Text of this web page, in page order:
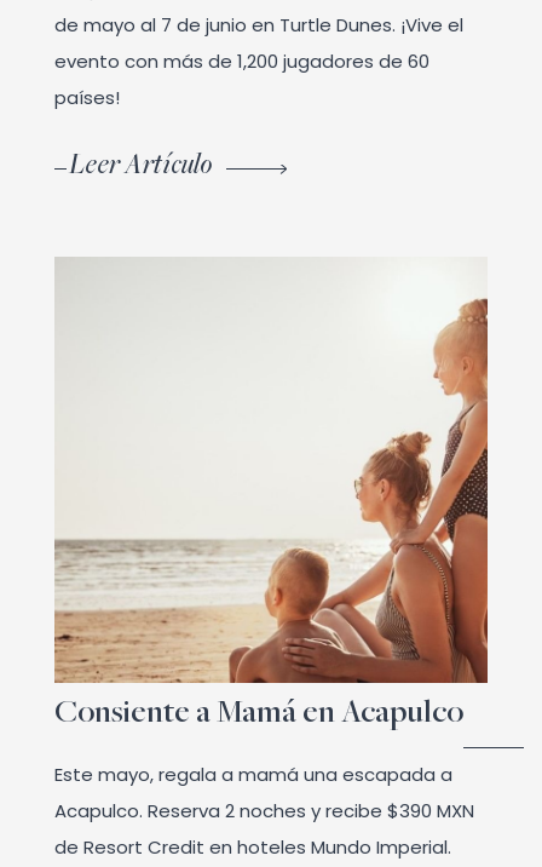
de mayo al 7 de junio en Turtle Dunes. ¡Vive el
evento con más de 1,200 jugadores de 60
países!
Leer Artículo
Consiente a Mamá en Acapulco
Este mayo, regala a mamá una escapada a
Acapulco. Reserva 2 noches y recibe $390 MXN
de Resort Credit en hoteles Mundo Imperial.